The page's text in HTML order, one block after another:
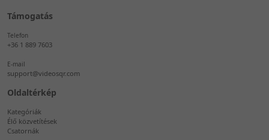
Támogatás
Telefon
+36 1 889 7603
E-mail
support@videosqr.com
Oldaltérkép
Kategóriák
Élő közvetítések
Csatornák